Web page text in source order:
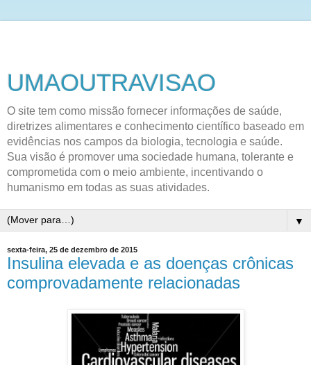
UMAOUTRAVISAO
O site tem como missão fornecer informações de saúde,
diretrizes alimentares e conhecimento científico baseado em
evidências nos campos da biologia, tecnologia e saúde.
Sua visão é promover uma sociedade humana, tolerante e
comprometida com o meio ambiente, incentivando o
humanismo em todas as suas atividades.
▼
sexta-feira, 25 de dezembro de 2015
Insulina elevada e as doenças crônicas
comprovadamente relacionadas